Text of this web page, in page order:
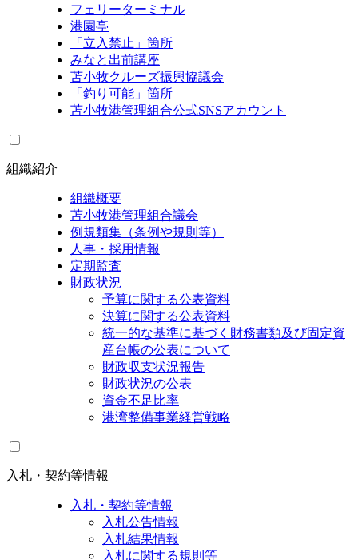
フェリーターミナル
港園亭
「立入禁止」箇所
みなと出前講座
苫小牧クルーズ振興協議会
「釣り可能」箇所
苫小牧港管理組合公式SNSアカウント
組織紹介
組織概要
苫小牧港管理組合議会
例規類集（条例や規則等）
人事・採用情報
定期監査
財政状況
予算に関する公表資料
決算に関する公表資料
統一的な基準に基づく財務書類及び固定資
産台帳の公表について
財政収支状況報告
財政状況の公表
資金不足比率
港湾整備事業経営戦略
入札・契約等情報
入札・契約等情報
入札公告情報
入札結果情報
入札に関する規則等